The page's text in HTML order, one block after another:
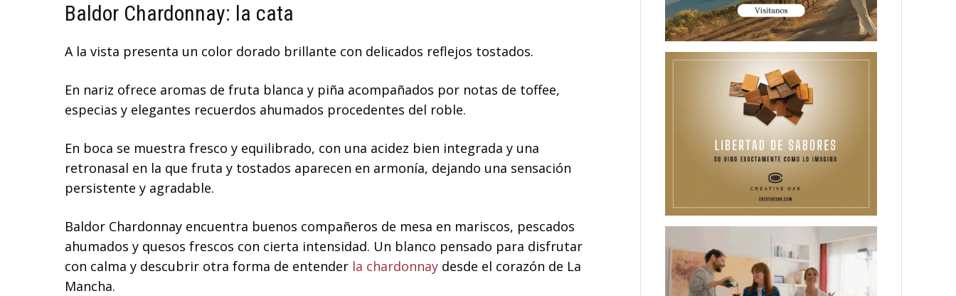
Baldor Chardonnay: la cata
A la vista presenta un color dorado brillante con delicados reflejos tostados.
En nariz ofrece aromas de fruta blanca y piña acompañados por notas de toffee,
especias y elegantes recuerdos ahumados procedentes del roble.
En boca se muestra fresco y equilibrado, con una acidez bien integrada y una
retronasal en la que fruta y tostados aparecen en armonía, dejando una sensación
persistente y agradable.
Baldor Chardonnay encuentra buenos compañeros de mesa en mariscos, pescados
ahumados y quesos frescos con cierta intensidad. Un blanco pensado para disfrutar
con calma y descubrir otra forma de entender la chardonnay desde el corazón de La
Mancha.